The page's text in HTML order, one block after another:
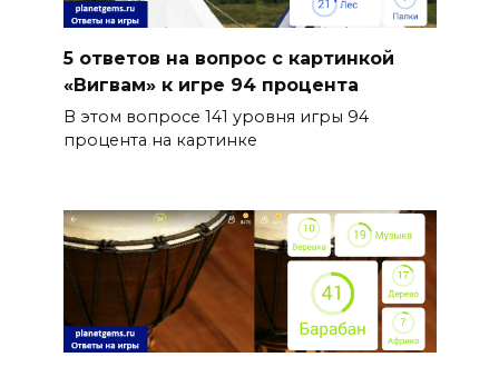
5 ответов на вопрос с картинкой
«Вигвам» к игре 94 процента
В этом вопросе 141 уровня игры 94
процента на картинке